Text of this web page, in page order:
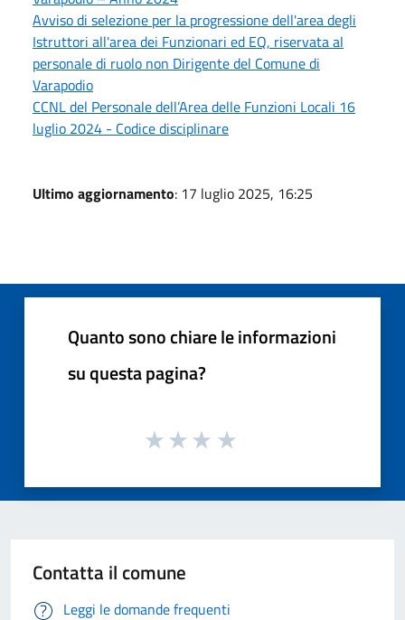
Avviso di selezione per la progressione dell'area degli
Istruttori all'area dei Funzionari ed EQ, riservata al
personale di ruolo non Dirigente del Comune di
Varapodio
CCNL del Personale dell’Area delle Funzioni Locali 16
luglio 2024 - Codice disciplinare
Ultimo aggiornamento: 17 luglio 2025, 16:25
Quanto sono chiare le informazioni
su questa pagina?
Contatta il comune
Leggi le domande frequenti